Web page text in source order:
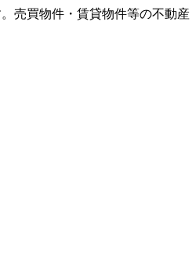
売買物件・賃貸物件等の不動産